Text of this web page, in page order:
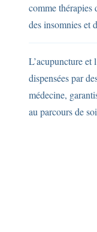
comme thérapies
des insomnies et
L’acupuncture et
dispensées par
médecine,
au parcours de